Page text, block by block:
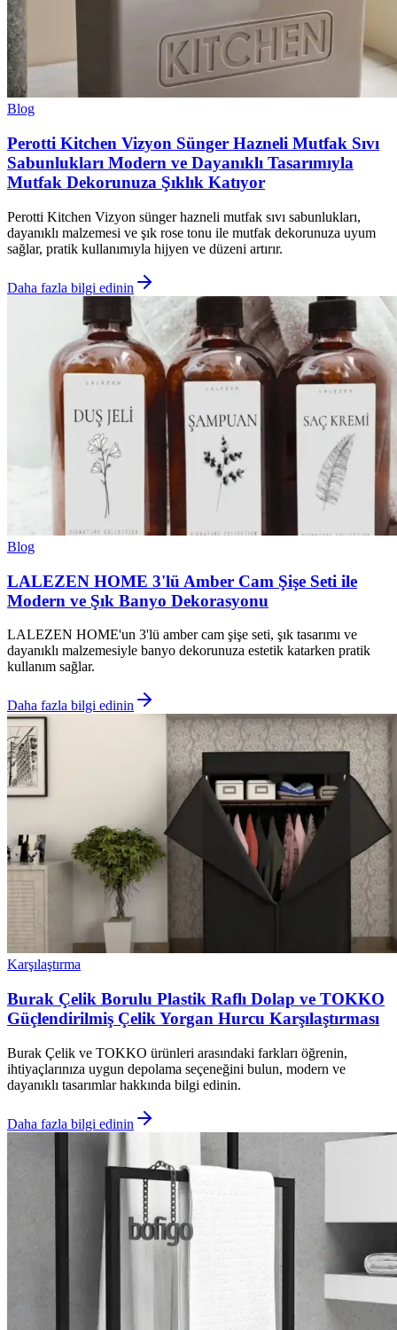
Blog
Perotti Kitchen Vizyon Sünger Hazneli Mutfak Sıvı
Sabunlukları Modern ve Dayanıklı Tasarımıyla
Mutfak Dekorunuza Şıklık Katıyor
Perotti Kitchen Vizyon sünger hazneli mutfak sıvı sabunlukları,
dayanıklı malzemesi ve şık rose tonu ile mutfak dekorunuza uyum
sağlar, pratik kullanımıyla hijyen ve düzeni artırır.
Daha fazla bilgi edinin
Blog
LALEZEN HOME 3'lü Amber Cam Şişe Seti ile
Modern ve Şık Banyo Dekorasyonu
LALEZEN HOME'un 3'lü amber cam şişe seti, şık tasarımı ve
dayanıklı malzemesiyle banyo dekorunuza estetik katarken pratik
kullanım sağlar.
Daha fazla bilgi edinin
Karşılaştırma
Burak Çelik Borulu Plastik Raflı Dolap ve TOKKO
Güçlendirilmiş Çelik Yorgan Hurcu Karşılaştırması
Burak Çelik ve TOKKO ürünleri arasındaki farkları öğrenin,
ihtiyaçlarınıza uygun depolama seçeneğini bulun, modern ve
dayanıklı tasarımlar hakkında bilgi edinin.
Daha fazla bilgi edinin